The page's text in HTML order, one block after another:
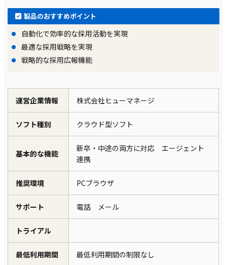
製品のおすすめポイント
自動化で効率的な採用活動を実現
最適な採用戦略を実現
戦略的な採用広報機能
運営企業情報 株式会社ヒューマネージ
ソフト種別 クラウド型ソフト
基本的な機能
新卒・中途の両方に対応 エージェント
連携
推奨環境 PCブラウザ
サポート 電話 メール
トライアル
最低利用期間 最低利用期間の制限なし